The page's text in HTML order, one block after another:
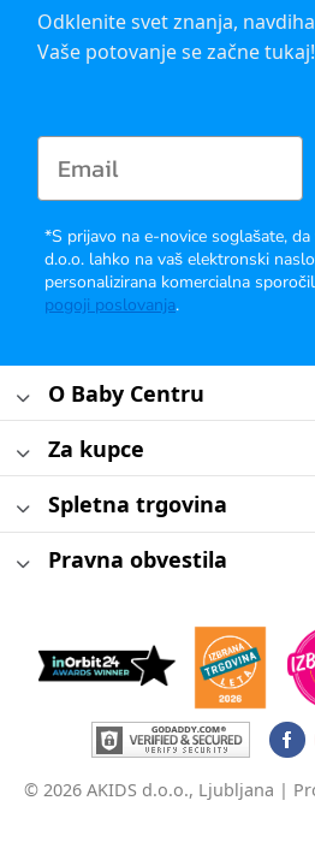
Odklenite svet znanja,
Vaše potovanje se začne tukaj!
*S prijavo na e-novice soglašate,
d.o.o. lahko na vaš elektronski
personalizirana komercialna
pogoji poslovanja.
O Baby Centru
Za kupce
Spletna trgovina
Pravna obvestila
© 2026 AKIDS d.o.o., Ljubljana |